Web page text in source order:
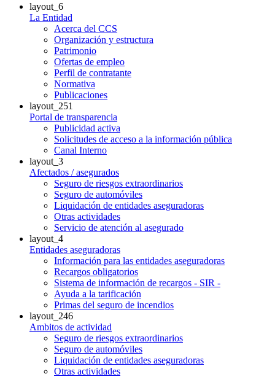
layout_6
La Entidad
Acerca del CCS
Organización y estructura
Patrimonio
Ofertas de empleo
Perfil de contratante
Normativa
Publicaciones
layout_251
Portal de transparencia
Publicidad activa
Solicitudes de acceso a la información pública
Canal Interno
layout_3
Afectados / asegurados
Seguro de riesgos extraordinarios
Seguro de automóviles
Liquidación de entidades aseguradoras
Otras actividades
Servicio de atención al asegurado
layout_4
Entidades aseguradoras
Información para las entidades aseguradoras
Recargos obligatorios
Sistema de información de recargos - SIR -
Ayuda a la tarificación
Primas del seguro de incendios
layout_246
Ambitos de actividad
Seguro de riesgos extraordinarios
Seguro de automóviles
Liquidación de entidades aseguradoras
Otras actividades